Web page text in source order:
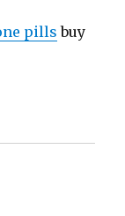
pills buy